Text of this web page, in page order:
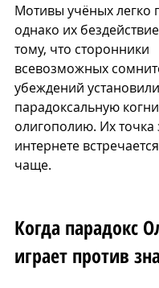
Мотивы учёных легко
однако их
тому, что сторонники
всевозможных
убеждений установили
парадоксальную
олигополию. Их точка
интернете
чаще.
Когда парадокс
играет против